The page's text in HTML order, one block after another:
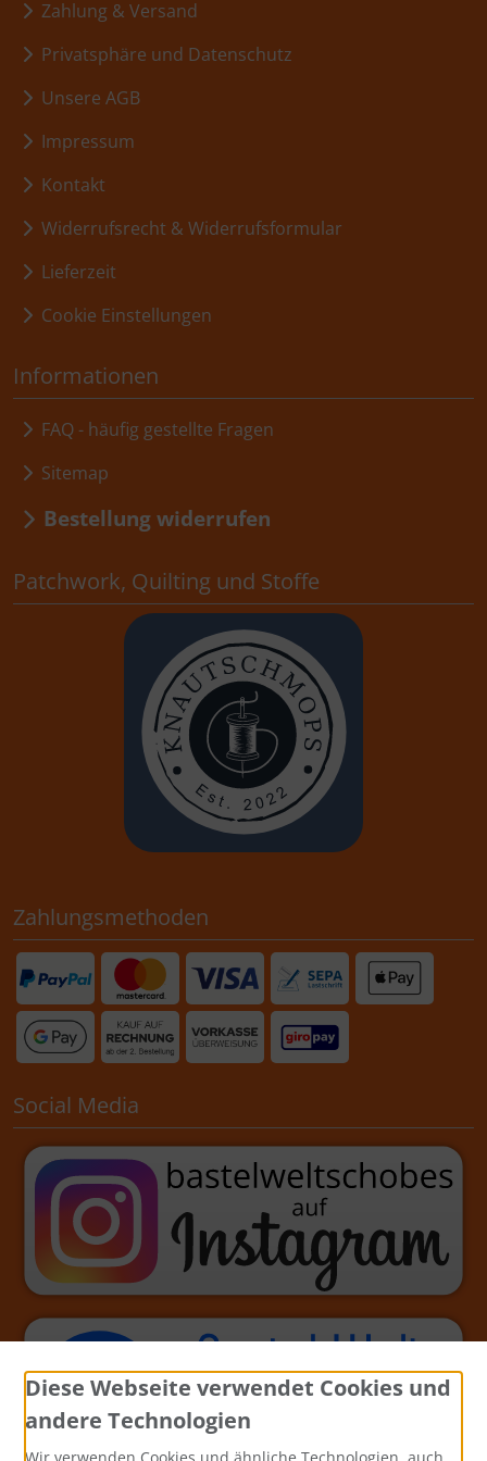
Zahlung & Versand
Privatsphäre und Datenschutz
Unsere AGB
Impressum
Kontakt
Widerrufsrecht & Widerrufsformular
Lieferzeit
Cookie Einstellungen
Informationen
FAQ - häufig gestellte Fragen
Sitemap
Bestellung widerrufen
Patchwork, Quilting und Stoffe
Zahlungsmethoden
Social Media
Diese Webseite verwendet Cookies und
andere Technologien